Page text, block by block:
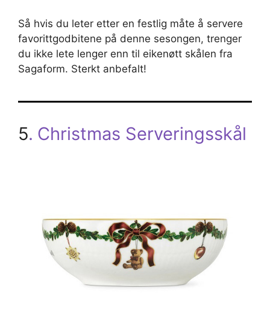
Så hvis du leter etter en festlig måte å servere
favorittgodbitene på denne sesongen, trenger
du ikke lete lenger enn til eikenøtt skålen fra
Sagaform. Sterkt anbefalt!
5. Christmas Serveringsskål